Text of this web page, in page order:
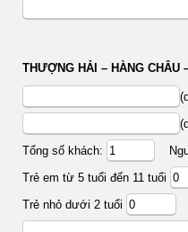
THƯỢNG HẢI – HÀNG CHÂU
Tổng số khách:
Trẻ em từ 5 tuổi đến 11 tuổi
Trẻ nhỏ dưới 2 tuổi